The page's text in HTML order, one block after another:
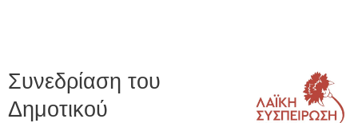
Συνεδρίαση του
Δημοτικού